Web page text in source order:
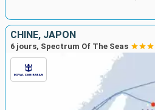
CHINE, JAPON
6 jours, Spectrum Of The Seas